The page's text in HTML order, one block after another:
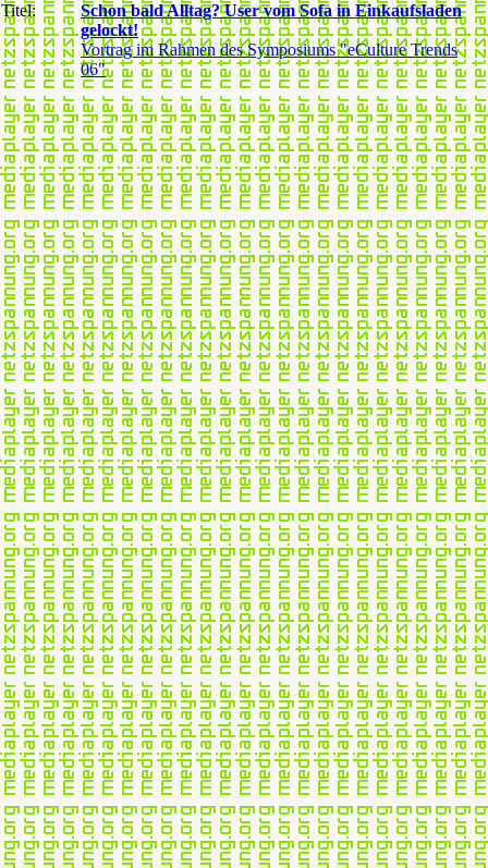
Titel:
Schon bald Alltag? User vom Sofa in Einkaufsladen
gelockt!
Vortrag im Rahmen des Symposiums "eCulture Trends
06"